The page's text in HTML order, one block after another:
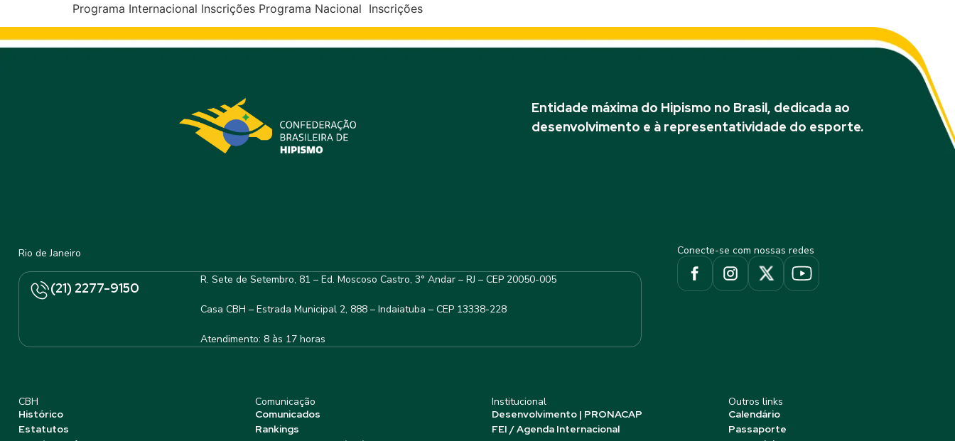
Programa Internacional Inscrições Programa Nacional Inscrições
Entidade máxima do Hipismo no Brasil, dedicada ao
desenvolvimento e à representatividade do esporte.
Rio de Janeiro
(21) 2277-9150
R. Sete de Setembro, 81 – Ed. Moscoso Castro, 3° Andar – RJ – CEP 20050-005
Casa CBH – Estrada Municipal 2, 888 – Indaiatuba – CEP 13338-228
Atendimento: 8 às 17 horas
Conecte-se com nossas redes
CBH
Histórico
Estatutos
Comunicação
Comunicados
Rankings
Institucional
Desenvolvimento | PRONACAP
FEI / Agenda Internacional
Outros links
Calendário
Passaporte